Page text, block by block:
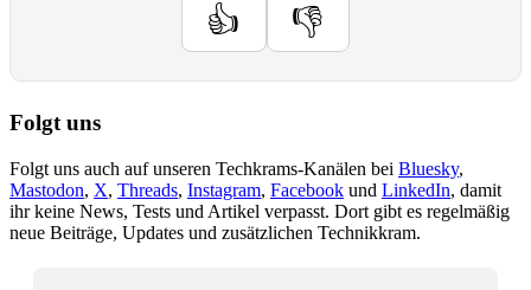
👍 👎
Folgt uns
Folgt uns auch auf unseren Techkrams-Kanälen bei Bluesky,
Mastodon, X, Threads, Instagram, Facebook und LinkedIn, damit
ihr keine News, Tests und Artikel verpasst. Dort gibt es regelmäßig
neue Beiträge, Updates und zusätzlichen Technikkram.